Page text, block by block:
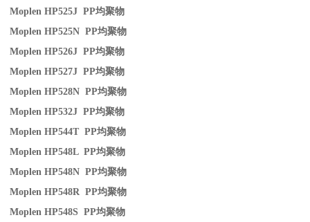
Moplen HP525J PP均聚物
Moplen HP525N PP均聚物
Moplen HP526J PP均聚物
Moplen HP527J PP均聚物
Moplen HP528N PP均聚物
Moplen HP532J PP均聚物
Moplen HP544T PP均聚物
Moplen HP548L PP均聚物
Moplen HP548N PP均聚物
Moplen HP548R PP均聚物
Moplen HP548S PP均聚物